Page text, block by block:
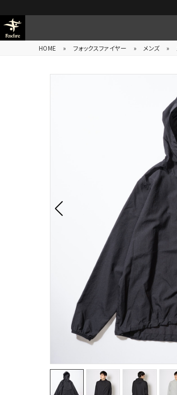
HOME » フォックスファイヤー » メンズ »